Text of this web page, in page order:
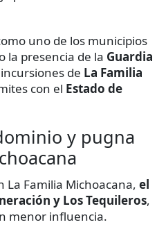
uno de los municipios
la presencia de la Guardia
de La Familia
con el Estado de
y pugna
La Familia Michoacana, el
y Los Tequileros,
menor influencia.